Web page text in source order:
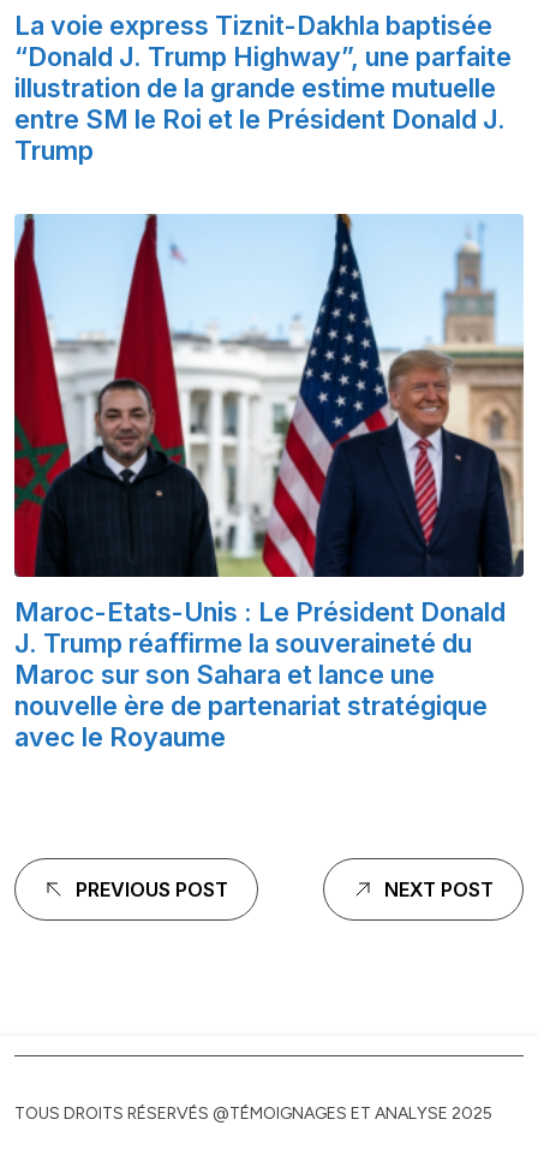
La voie express Tiznit-Dakhla baptisée
“Donald J. Trump Highway”, une parfaite
illustration de la grande estime mutuelle
entre SM le Roi et le Président Donald J.
Trump
Maroc-Etats-Unis : Le Président Donald
J. Trump réaffirme la souveraineté du
Maroc sur son Sahara et lance une
nouvelle ère de partenariat stratégique
avec le Royaume
Navigation
de
PREVIOUS POST NEXT POST
TOUS DROITS RÉSERVÉS @TÉMOIGNAGES ET ANALYSE 2025